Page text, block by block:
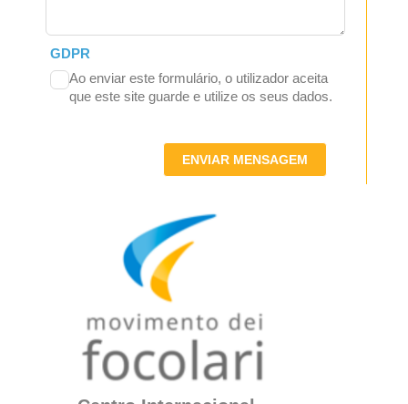
GDPR
Ao enviar este formulário, o utilizador aceita
que este site guarde e utilize os seus dados.
ENVIAR MENSAGEM